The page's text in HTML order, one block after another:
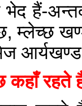
हैं-
म्लेच्छ
कहाँ